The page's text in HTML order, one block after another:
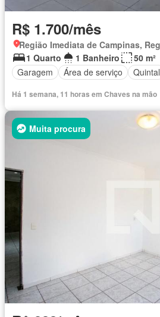
R$ 1.700/mês
1 Quarto
1 Banheiro
50 m²
Garagem
Área de serviço Quintal
Há 1 semana, 11 horas em Chaves na mão
Muita procura